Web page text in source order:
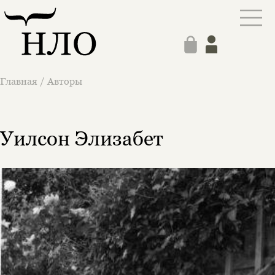
Главная / Авторы
Уилсон Элизабет